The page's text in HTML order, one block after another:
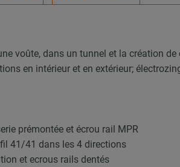
voûte, dans un tunnel et la création
en intérieur et en extérieur;
prémontée et écrou rail MPR
41/41 dans les 4 directions
et ecrous rails dentés